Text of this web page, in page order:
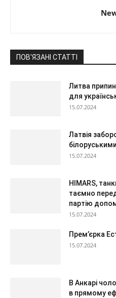
ПОВ'ЯЗАНІ СТАТТІ
Литва
для
15.07.2024
Латвія
15.07.2024
HIMARS,
таємно
партію
15.07.2024
Прем’єрка
15.07.2024
В Анкарі
в прямому